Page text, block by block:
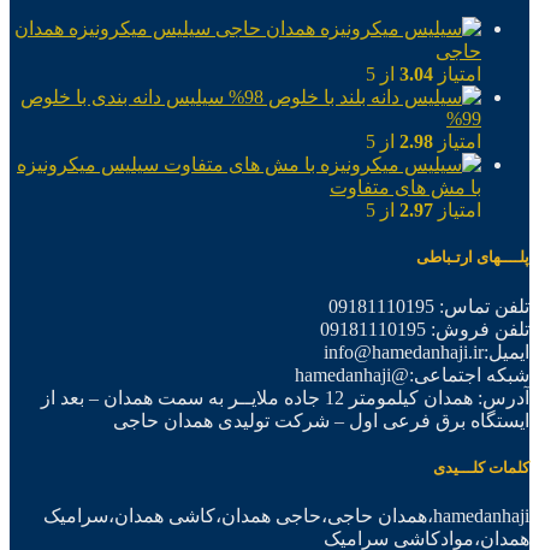
سیلیس میکرونیزه همدان
حاجی
امتیاز 3.04 از 5
سیلیس دانه بندی با خلوص
99%
امتیاز 2.98 از 5
سیلیس میکرونیزه
با مش های متفاوت
امتیاز 2.97 از 5
پلــــهای ارتـباطی
تلفن تماس: 09181110195
تلفن فروش: 09181110195
ایمیل:info@hamedanhaji.ir
شبکه اجتماعی:@hamedanhaji
آدرس: همدان کیلمومتر 12 جاده ملایــر به سمت همدان – بعد از
ایستگاه برق فرعی اول – شرکت تولیدی همدان حاجی
کلمات کلـــیدی
hamedanhaji،همدان حاجی،حاجی همدان،کاشی همدان،سرامیک
همدان،موادکاشی سرامیک